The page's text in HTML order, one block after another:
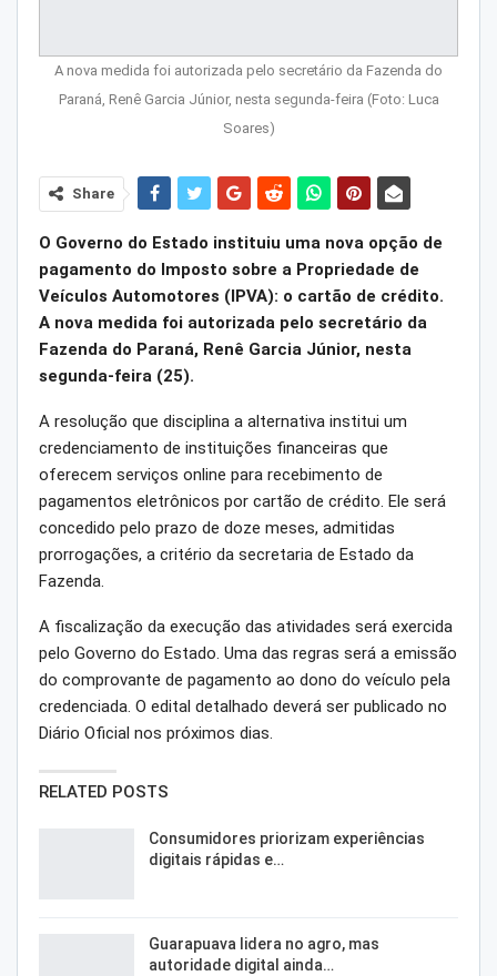
A nova medida foi autorizada pelo secretário da Fazenda do
Paraná, Renê Garcia Júnior, nesta segunda-feira (Foto: Luca
Soares)
Share
O Governo do Estado instituiu uma nova opção de
pagamento do Imposto sobre a Propriedade de
Veículos Automotores (IPVA): o cartão de crédito.
A nova medida foi autorizada pelo secretário da
Fazenda do Paraná, Renê Garcia Júnior, nesta
segunda-feira (25).
A resolução que disciplina a alternativa institui um
credenciamento de instituições financeiras que
oferecem serviços online para recebimento de
pagamentos eletrônicos por cartão de crédito. Ele será
concedido pelo prazo de doze meses, admitidas
prorrogações, a critério da secretaria de Estado da
Fazenda.
A fiscalização da execução das atividades será exercida
pelo Governo do Estado. Uma das regras será a emissão
do comprovante de pagamento ao dono do veículo pela
credenciada. O edital detalhado deverá ser publicado no
Diário Oficial nos próximos dias.
RELATED POSTS
Consumidores priorizam experiências
digitais rápidas e…
Guarapuava lidera no agro, mas
autoridade digital ainda…